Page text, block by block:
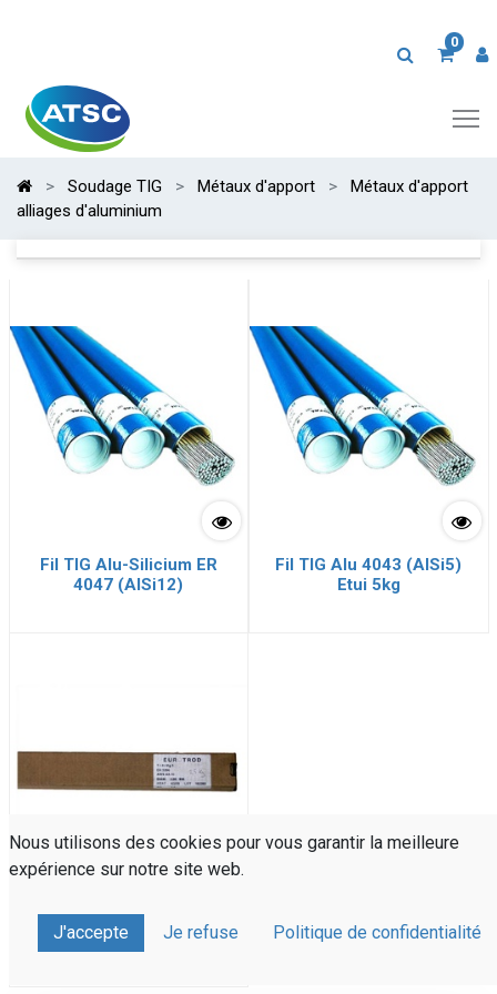
0
Soudage TIG Métaux d'apport
Métaux d'apport
alliages d'aluminium
Fil TIG Alu-Silicium ER
4047 (AlSi12)
Fil TIG Alu 4043 (AlSi5)
Etui 5kg
Fil TIG Alu ER 5356 (AlMg
5) Etui 5kg
Nous utilisons des cookies pour vous garantir la meilleure
expérience sur notre site web.
J'accepte Je refuse Politique de confidentialité